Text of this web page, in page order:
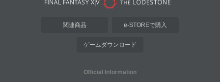
関連商品 e-STOREで購入
ゲームダウンロード
Official Information